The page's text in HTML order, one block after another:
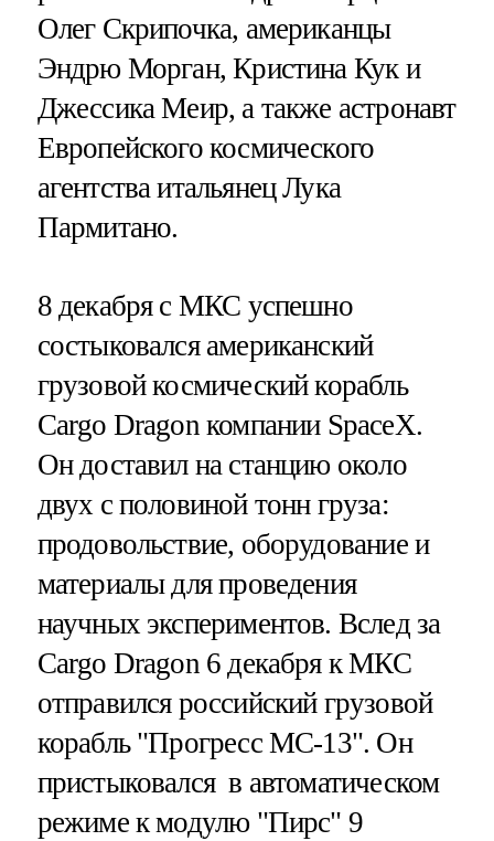
Олег Скрипочка, американцы
Эндрю Морган, Кристина Кук и
Джессика Меир, а также астронавт
Европейского космического
агентства итальянец Лука
Пармитано.
8 декабря с МКС успешно
состыковался американский
грузовой космический корабль
Cargo Dragon компании SpaceX.
Он доставил на станцию около
двух с половиной тонн груза:
продовольствие, оборудование и
материалы для проведения
научных экспериментов. Вслед за
Cargo Dragon 6 декабря к МКС
отправился российский грузовой
корабль "Прогресс МС-13". Он
пристыковался в автоматическом
режиме к модулю "Пирс" 9